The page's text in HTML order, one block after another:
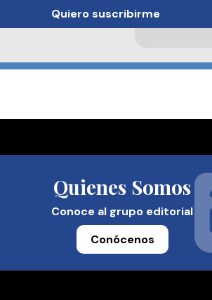
Quiero suscribirme
Quienes Somos
Conoce al grupo editorial
Conócenos